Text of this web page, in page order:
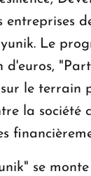
entreprises
Le
d'euros,
le terrain
la
se